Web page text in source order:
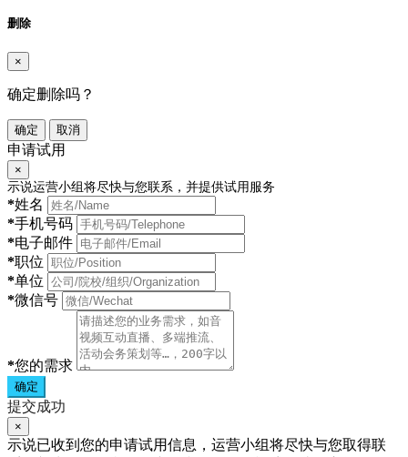
删除
×
确定删除吗？
确定 取消
申请试用
×
示说运营小组将尽快与您联系，并提供试用服务
*姓名
*手机号码
*电子邮件
*职位
*单位
*微信号
*您的需求
确定
提交成功
×
示说已收到您的申请试用信息，运营小组将尽快与您取得联